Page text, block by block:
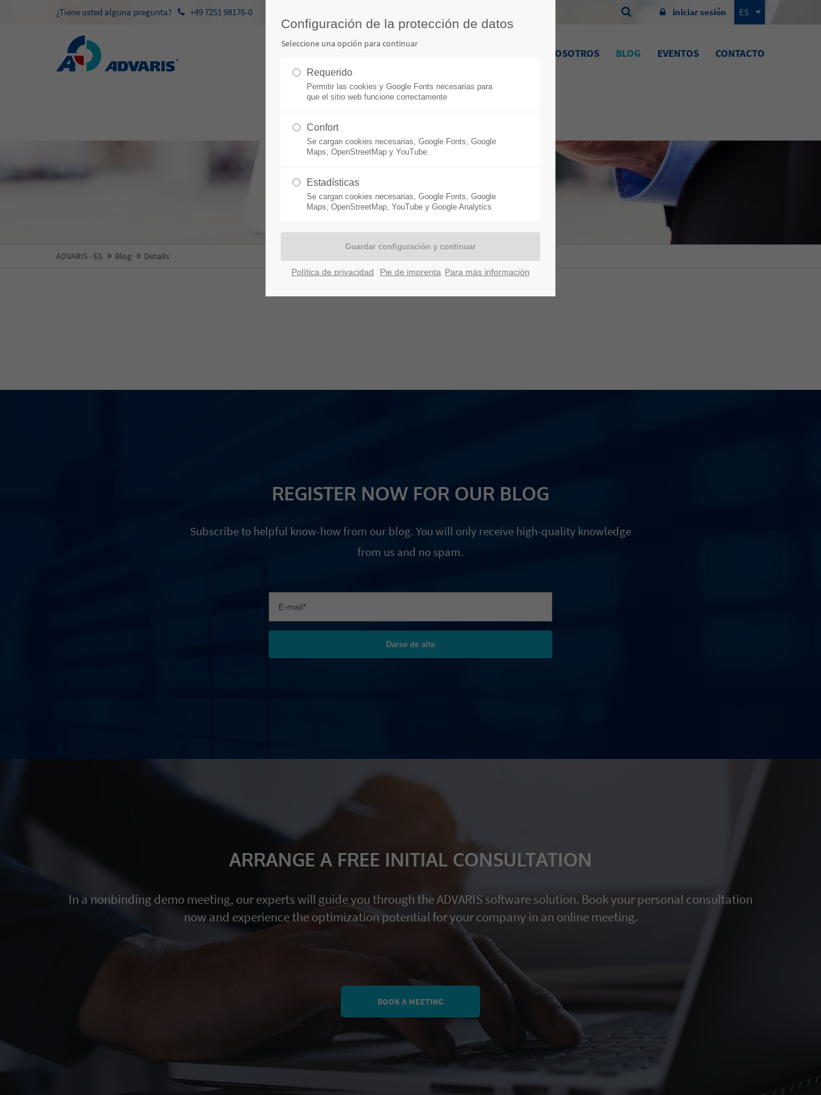
ES
iniciar sesión

¿Tiene usted alguna pregunta? +49 7251 98176-0
SOBRE NOSOTROS BLOG EVENTOS CONTACTO
ADVARIS - ES Blog Details
REGISTER NOW FOR OUR BLOG
Subscribe to helpful know-how from our blog. You will only receive high-quality knowledge
from us and no spam.
Darse de alta
ARRANGE A FREE INITIAL CONSULTATION
In a nonbinding demo meeting, our experts will guide you through the ADVARIS software solution. Book your personal consultation
now and experience the optimization potential for your company in an online meeting.
BOOK A MEETING
Configuración de la protección de datos
Seleccione una opción para continuar
Requerido
Permitir las cookies y Google Fonts necesarias para
que el sitio web funcione correctamente
Confort
Se cargan cookies necesarias, Google Fonts, Google
Maps, OpenStreetMap y YouTube.
Estadísticas
Se cargan cookies necesarias, Google Fonts, Google
Maps, OpenStreetMap, YouTube y Google Analytics
Política de privacidad Pie de imprenta Para más información